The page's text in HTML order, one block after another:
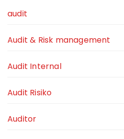
audit
Audit & Risk management
Audit Internal
Audit Risiko
Auditor